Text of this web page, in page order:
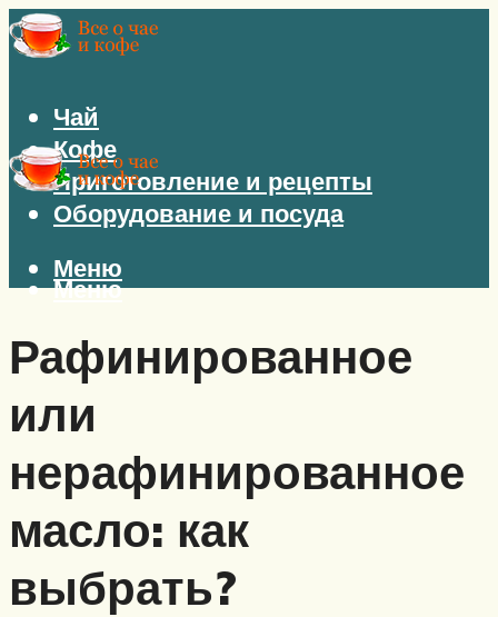
Чай
Кофе
Приготовление и рецепты
Оборудование и посуда
Меню
Меню
Рафинированное
или
нерафинированное
масло: как
выбрать?